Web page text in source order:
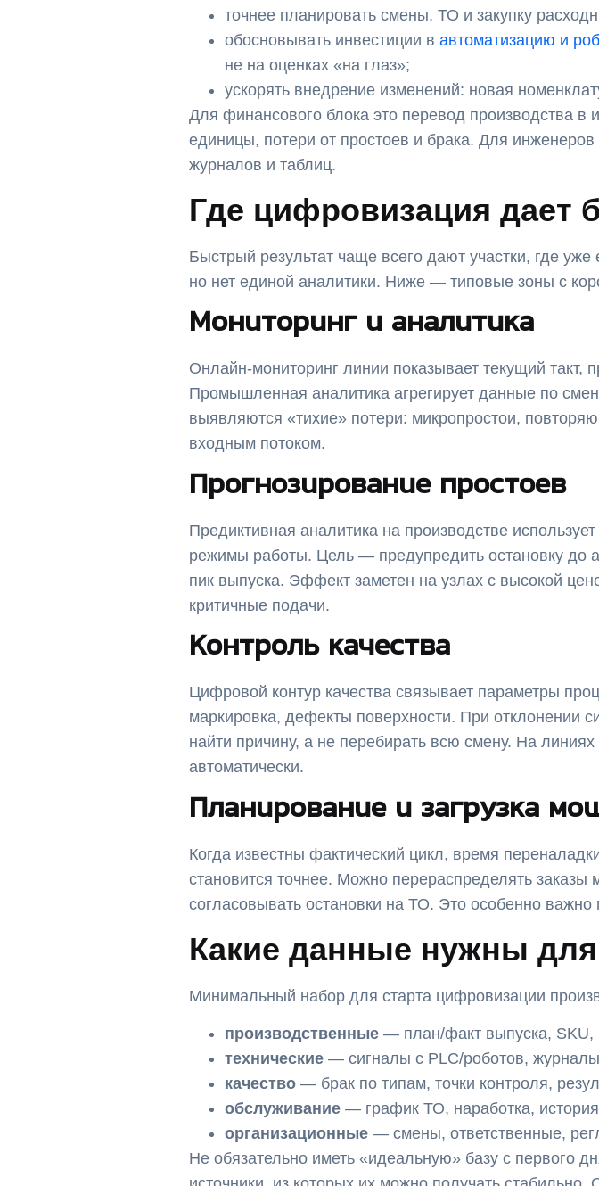
точнее планировать смены, ТО и закупку
обосновывать инвестиции в автоматизацию и
не на оценках «на глаз»;
ускорять внедрение изменений: новая
Для финансового блока это перевод производства
единицы, потери от простоев и брака. Для
журналов и таблиц.
Где цифровизация дает
Быстрый результат чаще всего дают участки, где
но нет единой аналитики. Ниже — типовые зоны с
Мониторинг и аналитика
Онлайн-мониторинг линии показывает текущий такт,
Промышленная аналитика агрегирует данные по
выявляются «тихие» потери: микропростои,
входным потоком.
Прогнозирование простоев
Предиктивная аналитика на производстве
режимы работы. Цель — предупредить остановку до
пик выпуска. Эффект заметен на узлах с высокой
критичные подачи.
Контроль качества
Цифровой контур качества связывает параметры
маркировка, дефекты поверхности. При отклонении
найти причину, а не перебирать всю смену. На
автоматически.
Планирование и загрузка
Когда известны фактический цикл, время
становится точнее. Можно перераспределять заказы
согласовывать остановки на ТО. Это особенно
Какие данные нужны для
Минимальный набор для старта цифровизации
производственные — план/факт выпуска, SKU,
технические — сигналы с PLC/роботов,
качество — брак по типам, точки контроля,
обслуживание — график ТО, наработка,
организационные — смены, ответственные,
Не обязательно иметь «идеальную» базу с первого